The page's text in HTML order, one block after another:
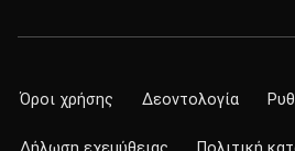
Όροι χρήσης Δεοντολογία